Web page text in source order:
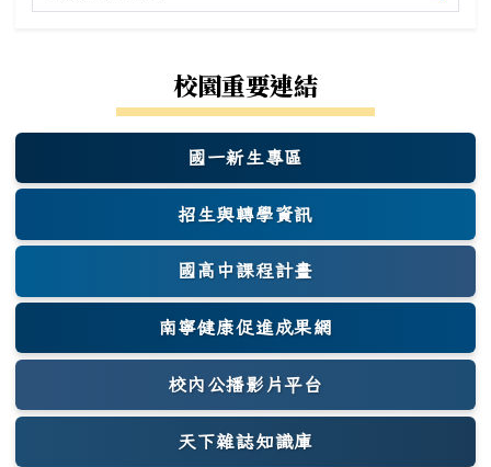
開始舊
校園重要連結
國一新生專區
(另開新視窗)
招生與轉學資訊
國高中課程計畫
南寧健康促進成果網
(另開新視窗)
校內公播影片平台
天下雜誌知識庫
(另開新視窗)